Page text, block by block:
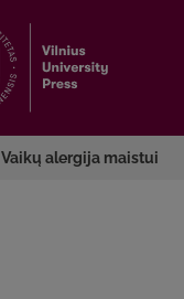
Vaikų alergija maistui